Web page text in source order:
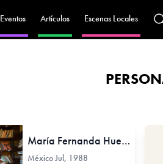
Eventos Artículos Escenas Locales
María Fernanda Huerta
MéxicoJul, 1988